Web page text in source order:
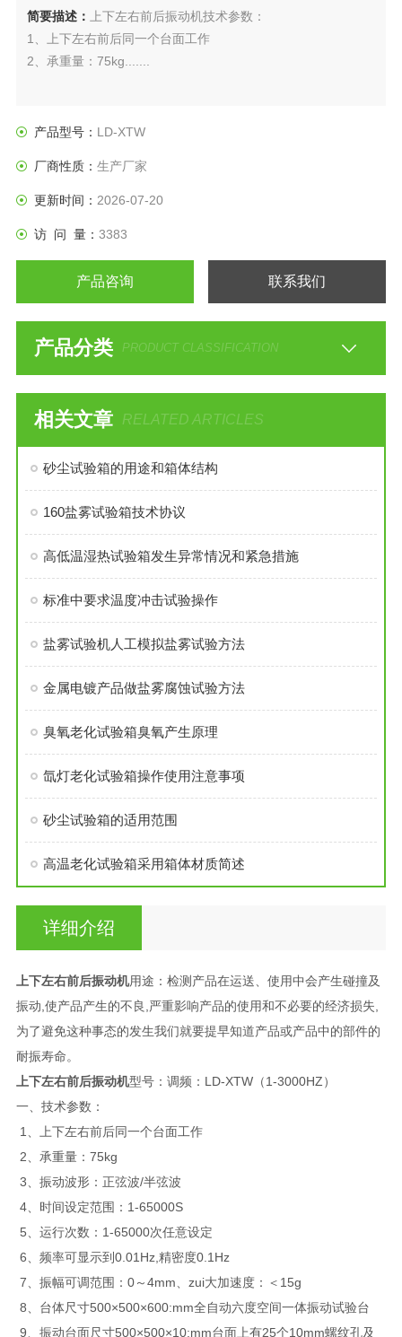
简要描述：
上下左右前后振动机技术参数：
1、上下左右前后同一个台面工作
2、承重量：75kg.......
产品型号： LD-XTW
厂商性质： 生产厂家
更新时间： 2026-07-20
访 问 量： 3383
产品咨询 联系我们
产品分类 PRODUCT CLASSIFICATION
相关文章 RELATED ARTICLES
砂尘试验箱的用途和箱体结构
160盐雾试验箱技术协议
高低温湿热试验箱发生异常情况和紧急措施
标准中要求温度冲击试验操作
盐雾试验机人工模拟盐雾试验方法
金属电镀产品做盐雾腐蚀试验方法
臭氧老化试验箱臭氧产生原理
氙灯老化试验箱操作使用注意事项
砂尘试验箱的适用范围
高温老化试验箱采用箱体材质简述
详细介绍
上下左右前后振动机用途：检测产品在运送、使用中会产生碰撞及
振动,使产品产生的不良,严重影响产品的使用和不必要的经济损失,
为了避免这种事态的发生我们就要提早知道产品或产品中的部件的
耐振寿命。
上下左右前后振动机型号：调频：LD-XTW（1-3000HZ）
一、 技术参数：
1、上下左右前后同一个台面工作
2、承重量：75kg
3、振动波形：正弦波/半弦波
4、时间设定范围：1-65000S
5、运行次数：1-65000次任意设定
6、频率可显示到0.01Hz,精密度0.1Hz
7、振幅可调范围：0～4mm、zui大加速度：＜15g
8、台体尺寸500×500×600:mm全自动六度空间一体振动试验台
9、振动台面尺寸500×500×10:mm台面上有25个10mm螺纹孔及